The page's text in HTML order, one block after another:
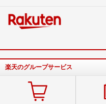
楽天のグループサービス